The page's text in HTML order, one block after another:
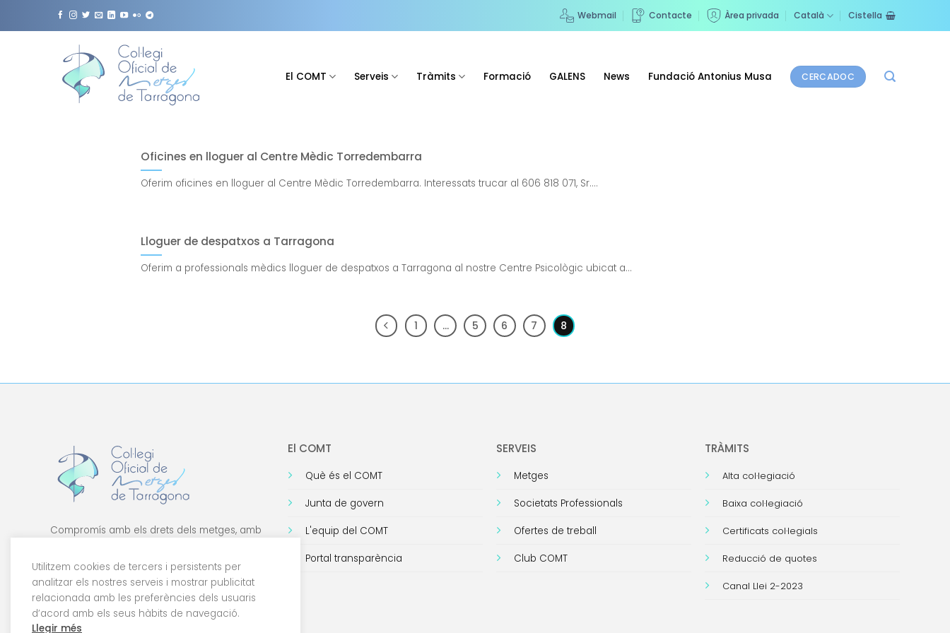
Webmail Contacte Àrea privada Català Cistella
El COMT Serveis Tràmits Formació GALENS News Fundació Antonius Musa CERCADOC
Oficines en lloguer al Centre Mèdic Torredembarra
Oferim oficines en lloguer al Centre Mèdic Torredembarra. Interessats trucar al 606 818 071, Sr....
Lloguer de despatxos a Tarragona
Oferim a professionals mèdics lloguer de despatxos a Tarragona al nostre Centre Psicològic ubicat a...
1 … 5 6 7 8
Compromís amb els drets dels metges, amb
El COMT
Què és el COMT
Junta de govern
L'equip del COMT
Portal transparència
SERVEIS
Metges
Societats Professionals
Ofertes de treball
Club COMT
TRÀMITS
Alta col·legiació
Baixa col·legiació
Certificats col·legials
Reducció de quotes
Canal Llei 2-2023
Utilitzem cookies de tercers i persistents per
analitzar els nostres serveis i mostrar publicitat
relacionada amb les preferències dels usuaris
d’acord amb els seus hàbits de navegació.
Llegir més